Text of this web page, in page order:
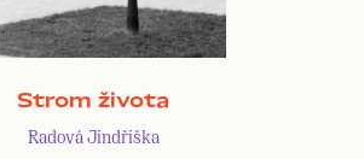
Strom života
Radová Jindřiška